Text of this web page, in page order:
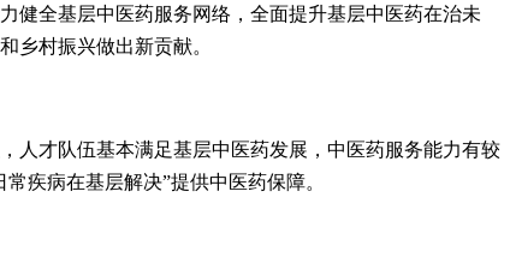
健全基层中医药服务网络，全面提升基层中医药在治未
乡村振兴做出新贡献。
人才队伍基本满足基层中医药发展 ，中医药服务能力有较
疾病在基层解决”提供中医药保障。